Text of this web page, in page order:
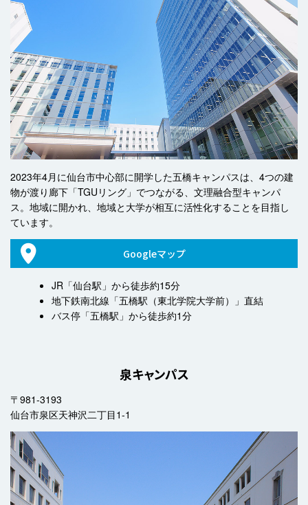
2023年4月に仙台市中心部に開学した五橋キャンパスは、4つの建
物が渡り廊下「TGUリング」でつながる、文理融合型キャンパ
ス。地域に開かれ、地域と大学が相互に活性化することを目指し
ています。
Googleマップ
JR「仙台駅」から徒歩約15分
地下鉄南北線「五橋駅（東北学院大学前）」直結
バス停「五橋駅」から徒歩約1分
泉キャンパス
〒981-3193
仙台市泉区天神沢二丁目1-1